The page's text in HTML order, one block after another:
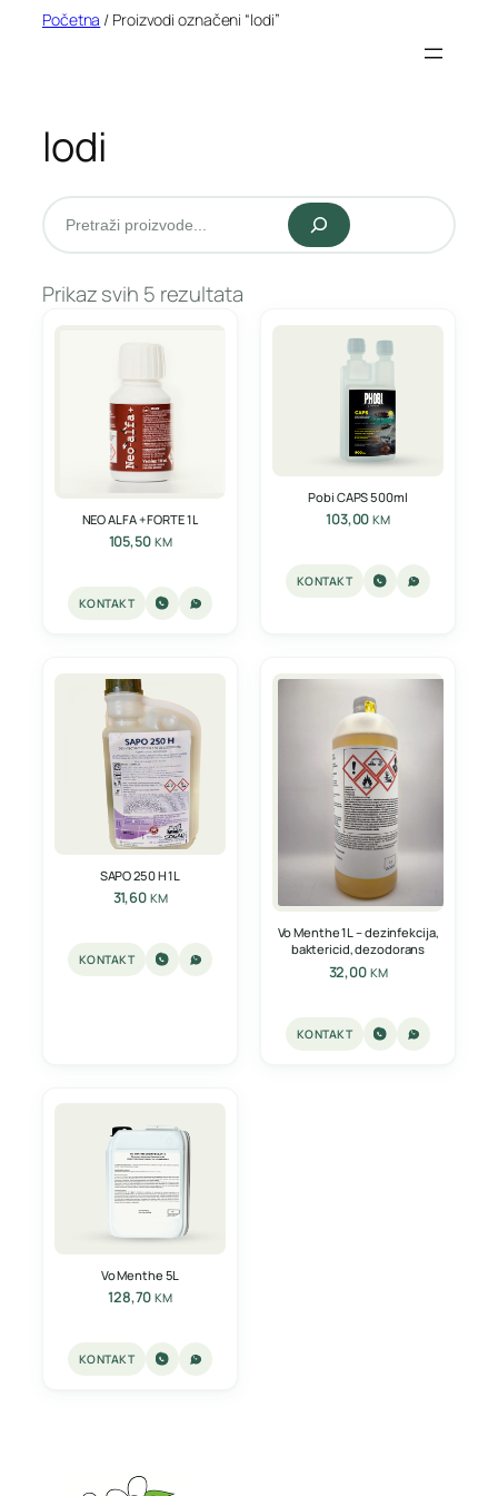
Početna / Proizvodi označeni “lodi”
lodi
Pretraži
Prikaz svih 5 rezultata
NEO ALFA + FORTE 1L
105,50 KM
KONTAKT
Pobi CAPS 500ml
103,00KM
KONTAKT
SAPO 250 H 1L
31,60 KM
KONTAKT
Vo Menthe 1L – dezinfekcija,
baktericid, dezodorans
32,00 KM
KONTAKT
Vo Menthe 5L
128,70KM
KONTAKT